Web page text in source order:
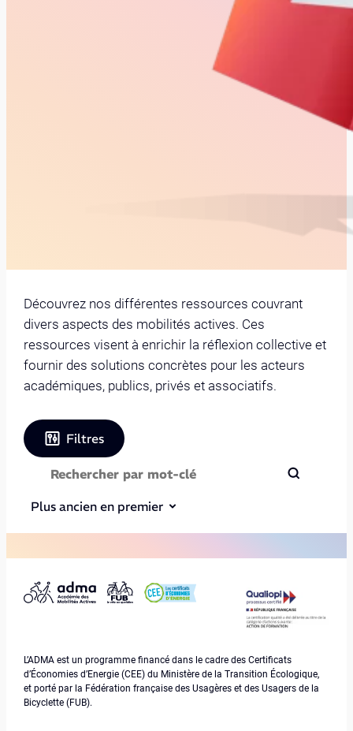
Découvrez nos différentes ressources couvrant
divers aspects des mobilités actives. Ces
ressources visent à enrichir la réflexion collective et
fournir des solutions concrètes pour les acteurs
académiques, publics, privés et associatifs.
Filtres
Plus ancien en premier
L’ADMA est un programme financé dans le cadre des Certificats
d’Économies d’Energie (CEE) du Ministère de la Transition Écologique,
et porté par la Fédération française des Usagères et des Usagers de la
Bicyclette (FUB).